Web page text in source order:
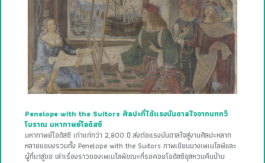
Penelope with the Suitors ศิลปะที่ได้แรงบันดาลใจจากบทกวี
โบราณ มหากาพย์โอดิสซี
มหากาพย์โอดิสซี เก่าแก่กว่า 2,800 ปี ส่งต่อแรงบันดาลใจสู่งานศิลปะหลาก
หลายแขนงรวมทั้ง Penelope with the Suitors ภาพเขียนนางเพเนโลพีและ
ผู้ที่มาสู่ขอ เล่าเรื่องราวของเพเนโลพีขณะที่รอคอยโอดิสซีอุสหวนคืนบ้าน